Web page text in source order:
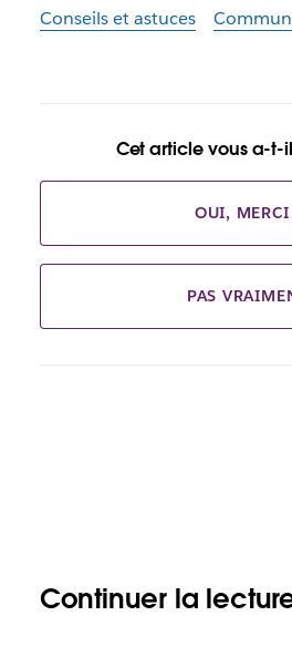
Conseils et astuces
Cet article vous a-t-
OUI,
PAS
Continuer la